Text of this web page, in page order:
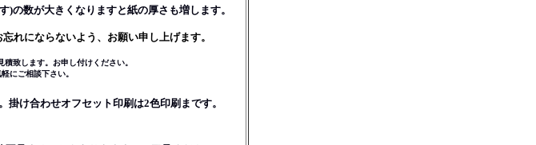
数が大きくなりますと紙の厚さも増します。
にならないよう、お願い申し上げます。
致します。お申し付けください。
にご相談下さい。
け合わせオフセット印刷は2色印刷まです。